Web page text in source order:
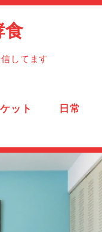
食
してます
ット 日常